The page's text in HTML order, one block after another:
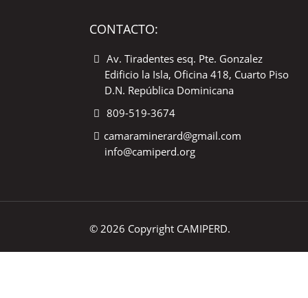
CONTACTO:
Av. Tiradentes esq. Pte. Gonzalez
Edificio la Isla, Oficina 418, Cuarto Piso
D.N. República Dominicana
809-519-3674
camaraminerard@gmail.com
info@camiperd.org
© 2026 Copyright CAMIPERD.